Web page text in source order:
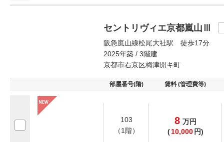
セントリヴィエ京都嵐山Ⅲ
阪急嵐山線松尾大社駅 徒歩17分
2025年築 / 3階建
京都市右京区梅津開キ町
部屋番号(階) 賃料 (管理費等)
103
（1階）
8 万円
( 10,000 円)